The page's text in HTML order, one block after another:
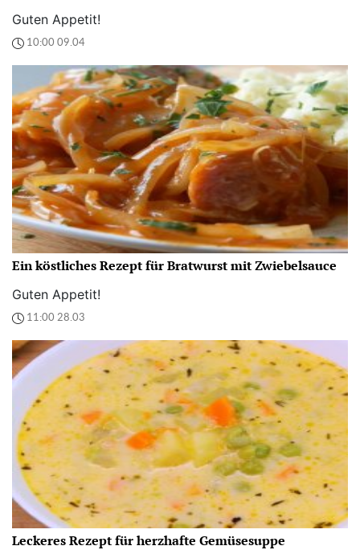
Guten Appetit!
10:00 09.04
Ein köstliches Rezept für Bratwurst mit Zwiebelsauce
Guten Appetit!
11:00 28.03
Leckeres Rezept für herzhafte Gemüsesuppe